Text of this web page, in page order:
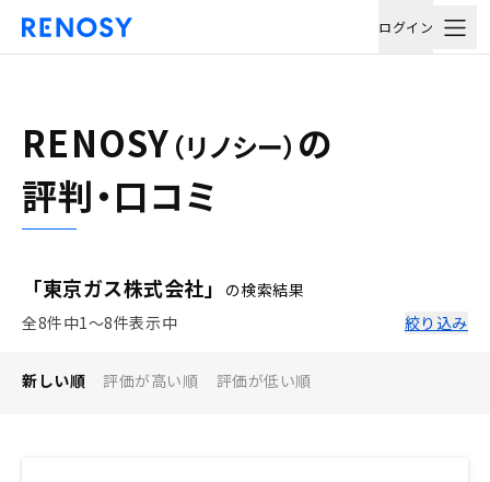
ログイン
RENOSY （リノシー） の
評判・口コミ
「東京ガス株式会社」
の検索結果
全8件中1〜8件表示中
絞り込み
新しい順 評価が高い順 評価が低い順